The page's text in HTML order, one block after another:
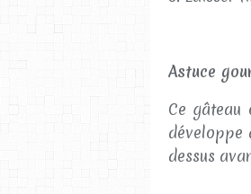
Astuce
Ce
développe
dessus